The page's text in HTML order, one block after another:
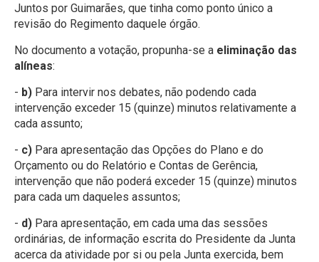
Juntos por Guimarães, que tinha como ponto único a
revisão do Regimento daquele órgão.
No documento a votação, propunha-se a eliminação das
alíneas:
- b) Para intervir nos debates, não podendo cada
intervenção exceder 15 (quinze) minutos relativamente a
cada assunto;
- c) Para apresentação das Opções do Plano e do
Orçamento ou do Relatório e Contas de Gerência,
intervenção que não poderá exceder 15 (quinze) minutos
para cada um daqueles assuntos;
- d) Para apresentação, em cada uma das sessões
ordinárias, de informação escrita do Presidente da Junta
acerca da atividade por si ou pela Junta exercida, bem